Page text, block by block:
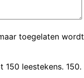
toegelaten
leestekens. 150.